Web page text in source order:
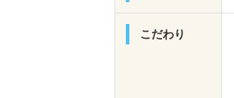
こだわり